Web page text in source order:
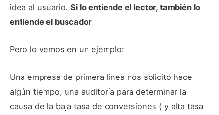
idea al usuario. Si lo entiende el lector, también lo
entiende el buscador
Pero lo vemos en un ejemplo:
Una empresa de primera línea nos solicitó hace
algún tiempo, una auditoría para determinar la
causa de la baja tasa de conversiones ( y alta tasa